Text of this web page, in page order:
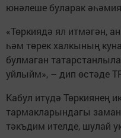
юнәлеше буларак
«Төркиядә ял итмәгән,
һәм төрек халкының
булмаган
уйлыйм», – дип өстәде
Кабул итүдә Төркиянең
тармакларындагы
тәкъдим ителде, шулай